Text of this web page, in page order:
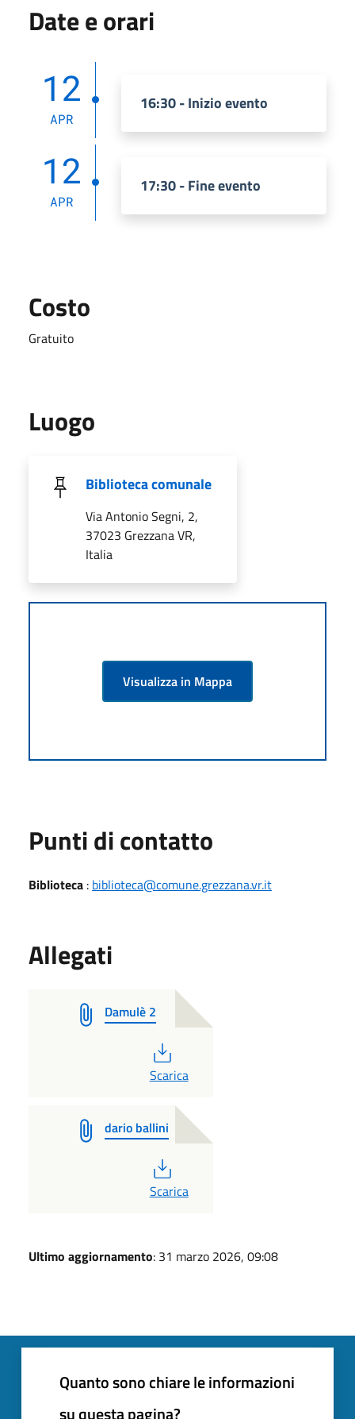
Date e orari
12
APR
16:30 - Inizio evento
12
APR
17:30 - Fine evento
Costo
Gratuito
Luogo
Biblioteca comunale
Via Antonio Segni, 2,
37023 Grezzana VR,
Italia
Visualizza in Mappa
Punti di contatto
Biblioteca : biblioteca@comune.grezzana.vr.it
Allegati
Damulè 2
PDF
Scarica
dario ballini
PDF
Scarica
Ultimo aggiornamento: 31 marzo 2026, 09:08
Quanto sono chiare le informazioni
su questa pagina?